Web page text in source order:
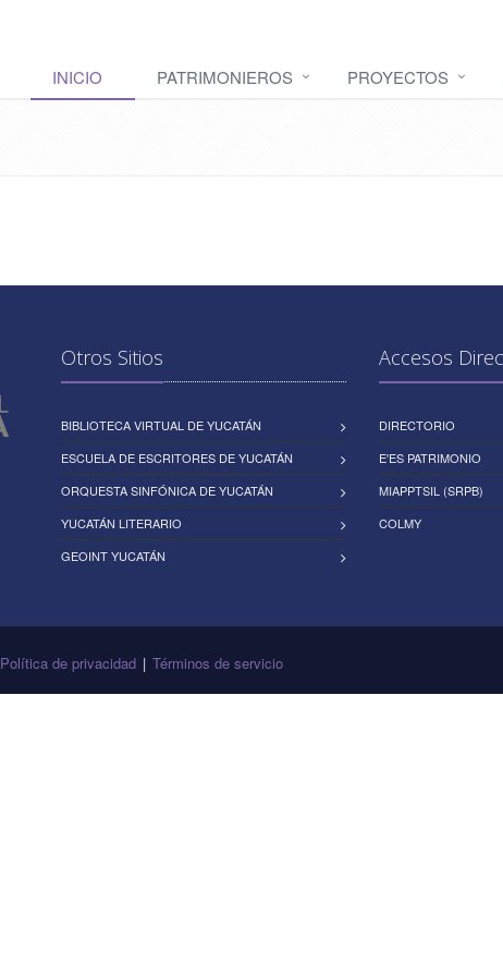
INICIO PATRIMONIEROS PROYECTOS
Otros Sitios
BIBLIOTECA VIRTUAL DE YUCATÁN
ESCUELA DE ESCRITORES DE YUCATÁN
ORQUESTA SINFÓNICA DE YUCATÁN
YUCATÁN LITERARIO
GEOINT YUCATÁN
Accesos
DIRECTORIO
E'ES PATRIMONIO
MIAPPTSIL (SRPB)
COLMY
Política de privacidad | Términos de servicio